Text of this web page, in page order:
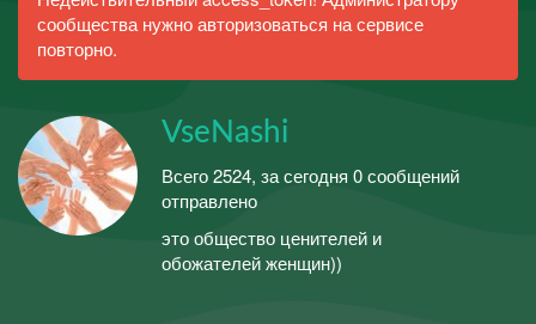
сообщества нужно авторизоваться на сервисе
повторно.
VseNashi
Всего 2524, за сегодня 0 сообщений
отправлено
это общество ценителей и
обожателей женщин))